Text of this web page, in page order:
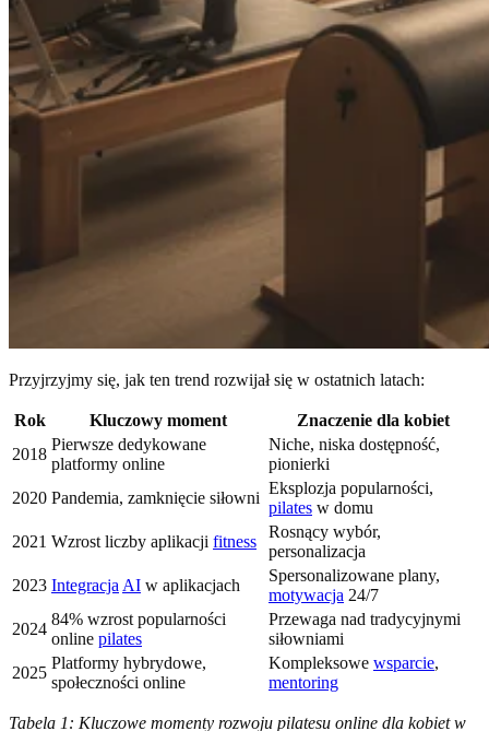
Przyjrzyjmy się, jak ten trend rozwijał się w ostatnich latach:
Rok Kluczowy moment
Znaczenie dla kobiet
2018
Pierwsze dedykowane
platformy online
Niche, niska dostępność,
pionierki
2020 Pandemia, zamknięcie siłowni
Eksplozja popularności,
pilates w domu
2021 Wzrost liczby aplikacji fitness
Rosnący wybór,
personalizacja
2023 Integracja AI w aplikacjach
Spersonalizowane plany,
motywacja 24/7
2024
84% wzrost popularności
online pilates
Przewaga nad tradycyjnymi
siłowniami
2025
Platformy hybrydowe,
społeczności online
Kompleksowe wsparcie,
mentoring
Tabela 1: Kluczowe momenty rozwoju pilatesu online dla kobiet w